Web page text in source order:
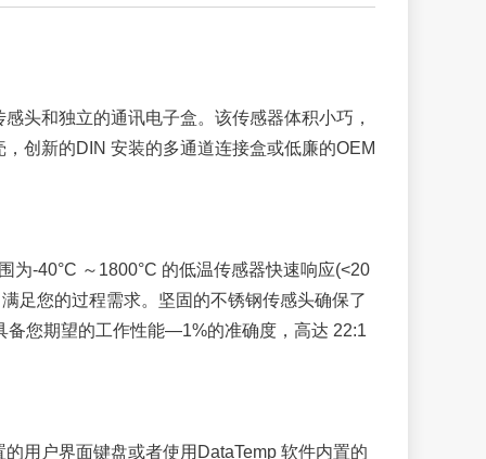
头和独立的通讯电子盒。该传感器体积小巧，
创新的DIN 安装的多通道连接盒或低廉的OEM
为-40°C ～1800°C 的低温传感器快速响应(<20
足您的过程需求。坚固的不锈钢传感头确保了
备您期望的工作性能—1%的准确度，高达 22:1
用户界面键盘或者使用DataTemp 软件内置的